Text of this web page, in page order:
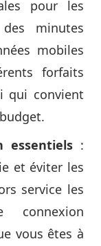
pour les
minutes
mobiles
forfaits
qui convient
essentiels :
et éviter les
service les
connexion
vous êtes à